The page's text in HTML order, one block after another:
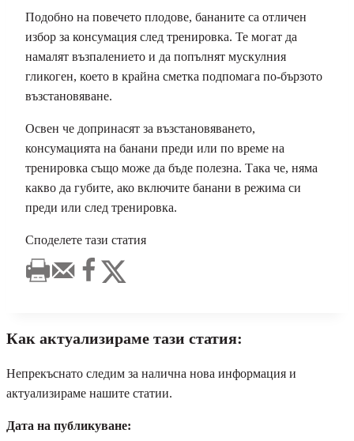
Подобно на повечето плодове, бананите са отличен
избор за консумация след тренировка. Те могат да
намалят възпалението и да попълнят мускулния
гликоген, което в крайна сметка подпомага по-бързото
възстановяване.
Освен че допринасят за възстановяването,
консумацията на банани преди или по време на
тренировка също може да бъде полезна. Така че, няма
какво да губите, ако включите банани в режима си
преди или след тренировка.
Споделете тази статия
Как актуализираме тази статия:
Непрекъснато следим за налична нова информация и
актуализираме нашите статии.
Дата на публикуване: